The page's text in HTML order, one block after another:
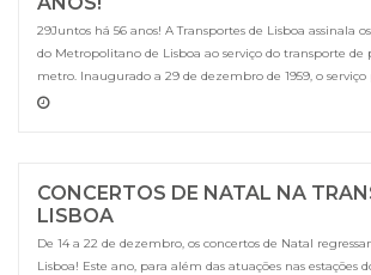
29Juntos há 56 anos! A Transportes de Lisboa assinala
do Metropolitano de Lisboa ao serviço do transporte de
metro. Inaugurado a 29 de dezembro de 1959, o
Metropolitano de Lisboa contribuiu, desde logo e de
CONCERTOS DE NATAL NA
LISBOA
De 14 a 22 de dezembro, os concertos de Natal
Lisboa! Este ano, para além das atuações nas estações